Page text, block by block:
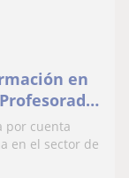
en
FP y FPE
por cuenta
en el sector de